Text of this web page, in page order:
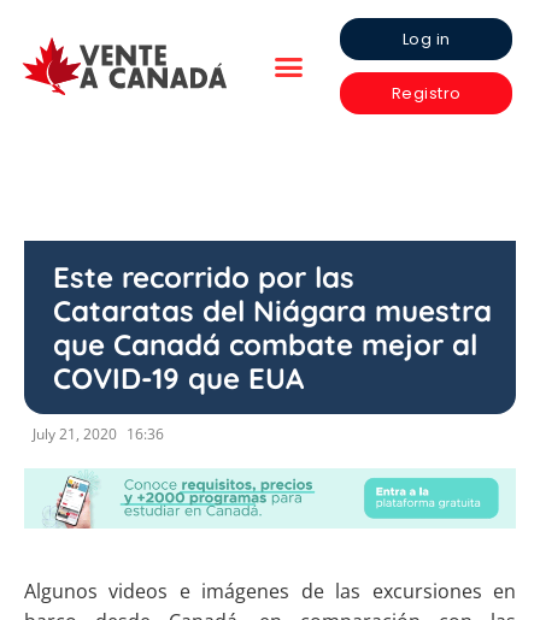
Log in
Registro
Este recorrido por las
Cataratas del Niágara muestra
que Canadá combate mejor al
COVID-19 que EUA
July 21, 2020 16:36
Algunos videos e imágenes de las excursiones en